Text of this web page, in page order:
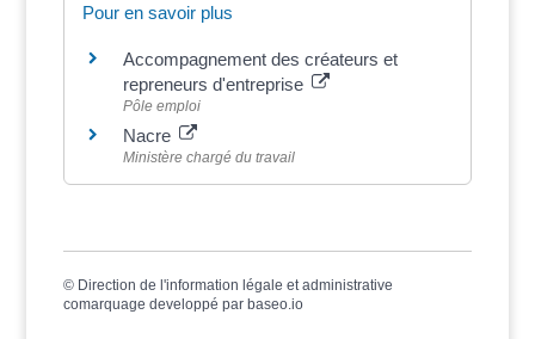
Pour en savoir plus
Accompagnement des créateurs et
repreneurs d'entreprise
Pôle emploi
Nacre
Ministère chargé du travail
© Direction de l'information légale et administrative
comarquage developpé par baseo.io